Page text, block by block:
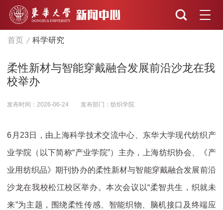
首页 科学研究
柔性新材与智能穿戴融合发展前沿沙龙在我
校举办
发布时间：2026-06-24 发布部门：纺织学院
6月23日，由上海科学技术交流中心、东华大学现代纺织产
业学院（以下简称“产业学院”）主办，上海纺织协会、《产
业用纺织品》期刊协办的柔性新材与智能穿戴融合发展前沿
沙龙在我校松江校区举办。本次会议以“柔智共生，织就未
来”为主题，围绕柔性传感、智能织物、脑机接口及终端应